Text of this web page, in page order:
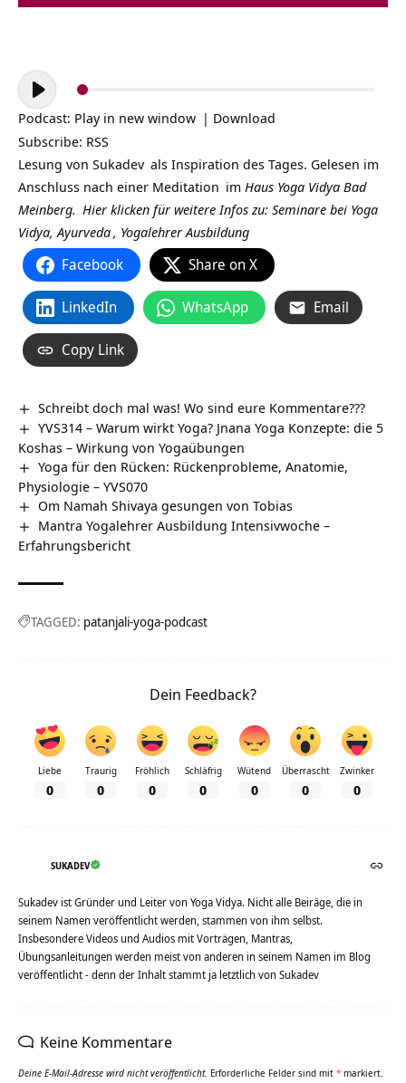
Audio-
Player
Podcast: Play in new window | Download
Subscribe: RSS
Lesung von Sukadev als Inspiration des Tages. Gelesen im
Anschluss nach einer Meditation im Haus Yoga Vidya Bad
Meinberg. Hier klicken für weitere Infos zu: Seminare bei Yoga
Vidya,Ayurveda, Yogalehrer Ausbildung
Facebook Share on X
LinkedIn WhatsApp Email
Copy Link
Schreibt doch mal was! Wo sind eure Kommentare???
YVS314 – Warum wirkt Yoga? Jnana Yoga Konzepte: die 5
Koshas – Wirkung von Yogaübungen
Yoga für den Rücken: Rückenprobleme, Anatomie,
Physiologie – YVS070
Om Namah Shivaya gesungen von Tobias
Mantra Yogalehrer Ausbildung Intensivwoche –
Erfahrungsbericht
TAGGED: patanjali-yoga-podcast
Dein Feedback?
Liebe
0
Traurig
0
Fröhlich
0
Schläfrig
0
Wütend
0
Überrascht
0
Zwinker
0
SUKADEV
Sukadev ist Gründer und Leiter von Yoga Vidya. Nicht alle Beiräge, die in
seinem Namen veröffentlicht werden, stammen von ihm selbst.
Insbesondere Videos und Audios mit Vorträgen, Mantras,
Übungsanleitungen werden meist von anderen in seinem Namen im Blog
veröffentlicht - denn der Inhalt stammt ja letztlich von Sukadev
Keine Kommentare
Deine E-Mail-Adresse wird nicht veröffentlicht. Erforderliche Felder sind mit * markiert.